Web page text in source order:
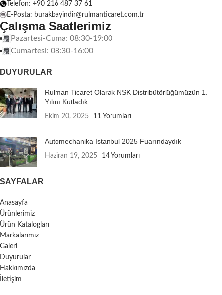
Telefon: +90 216 487 37 61
E-Posta: burakbayindir@rulmanticaret.com.tr
Çalışma Saatlerimiz
Pazartesi-Cuma: 08:30-19:00
Cumartesi: 08:30-16:00
DUYURULAR
Rulman Ticaret Olarak NSK Distribütörlüğümüzün 1.
Yılını Kutladık
Ekim 20, 2025 11 Yorumları
Automechanika Istanbul 2025 Fuarındaydık
Haziran 19, 2025 14 Yorumları
SAYFALAR
Anasayfa
Ürünlerimiz
Ürün Katalogları
Markalarımız
Galeri
Duyurular
Hakkımızda
İletişim